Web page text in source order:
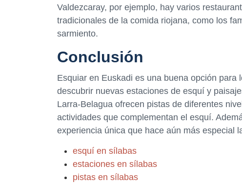
Valdezcaray, por ejemplo, hay varios
tradicionales de la comida riojana, como los
sarmiento.
Conclusión
Esquiar en Euskadi es una buena opción
descubrir nuevas estaciones de esquí y
Larra-Belagua ofrecen pistas de diferentes
actividades que complementan el esquí.
experiencia única que hace aún más especial
esquí en sílabas
estaciones en sílabas
pistas en sílabas